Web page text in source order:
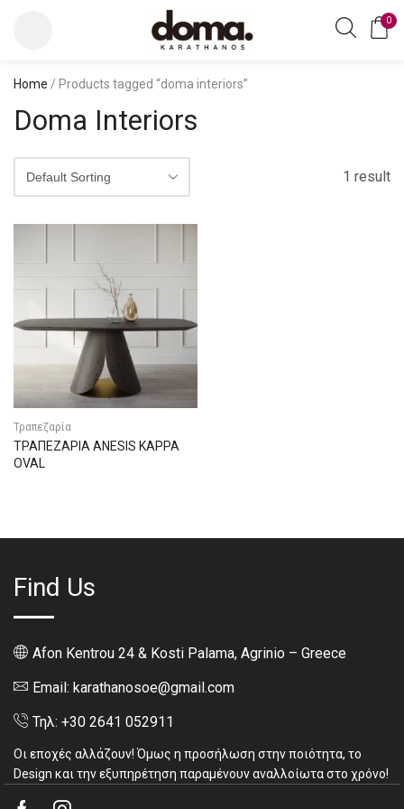
0
Home / Products tagged “doma interiors”
Doma Interiors
1 result
Τραπεζαρία
ΤΡΑΠΕΖΑΡΙΑ ANESIS KAPPA
OVAL
Find Us
Afon Kentrou 24 & Kosti Palama, Agrinio – Greece
Email: karathanosoe@gmail.com
Τηλ: +30 2641 052911
Οι εποχές αλλάζουν! Όμως η προσήλωση στην ποιότητα, το
Design και την εξυπηρέτηση παραμένουν αναλλοίωτα στο χρόνο!